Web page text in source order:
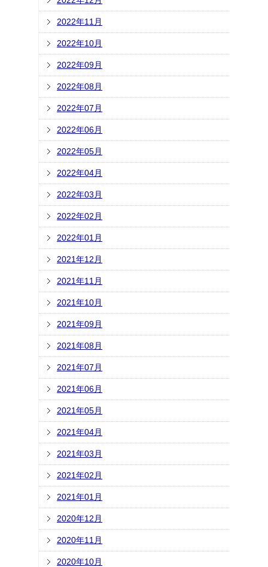
2022年11月
2022年10月
2022年09月
2022年08月
2022年07月
2022年06月
2022年05月
2022年04月
2022年03月
2022年02月
2022年01月
2021年12月
2021年11月
2021年10月
2021年09月
2021年08月
2021年07月
2021年06月
2021年05月
2021年04月
2021年03月
2021年02月
2021年01月
2020年12月
2020年11月
2020年10月